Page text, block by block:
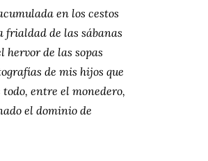
en los cestos
frialdad de las sábanas
hervor de las sopas
de mis hijos que
todo, entre el monedero,
el dominio de